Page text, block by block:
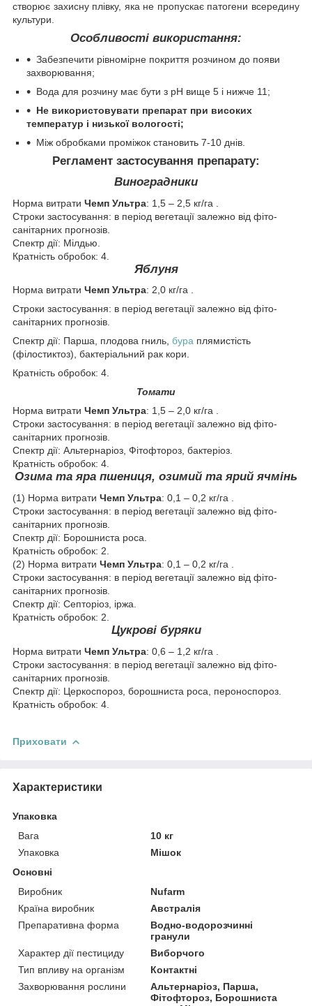
створює захисну плівку, яка не пропускає патогени всередину
культури.
Особливості використання:
Забезпечити рівномірне покриття розчином до появи
захворювання;
Вода для розчину має бути з pH вище 5 і нижче 11;
Не використовувати препарат при високих
температур і низької вологості;
Між обробками проміжок становить 7-10 днів.
Регламент застосування препарату:
Виноградники
Норма витрати Чемп Ультра: 1,5 – 2,5 кг/га .
Строки застосування: в період вегетації залежно від фіто-
санітарних прогнозів.
Спектр дії: Мілдью.
Кратність обробок: 4.
Яблуня
Норма витрати Чемп Ультра: 2,0 кг/га .
Строки застосування: в період вегетації залежно від фіто-
санітарних прогнозів.
Спектр дії: Парша, плодова гниль, бура плямистість
(філостиктоз), бактеріальний рак кори.
Кратність обробок: 4.
Томати
Норма витрати Чемп Ультра: 1,5 – 2,0 кг/га .
Строки застосування: в період вегетації залежно від фіто-
санітарних прогнозів.
Спектр дії: Альтернаріоз, Фітофтороз, бактеріоз.
Кратність обробок: 4.
Озима та яра пшениця, озимий та ярий ячмінь
(1) Норма витрати Чемп Ультра: 0,1 – 0,2 кг/га .
Строки застосування: в період вегетації залежно від фіто-
санітарних прогнозів.
Спектр дії: Борошниста роса.
Кратність обробок: 2.
(2) Норма витрати Чемп Ультра: 0,1 – 0,2 кг/га .
Строки застосування: в період вегетації залежно від фіто-
санітарних прогнозів.
Спектр дії: Септоріоз, іржа.
Кратність обробок: 2.
Цукрові буряки
Норма витрати Чемп Ультра: 0,6 – 1,2 кг/га .
Строки застосування: в період вегетації залежно від фіто-
санітарних прогнозів.
Спектр дії: Церкоспороз, борошниста роса, пероноспороз.
Кратність обробок: 4.
Приховати
Характеристики
Упаковка
Вага
10 кг
Упаковка
Мішок
Основні
Виробник
Nufarm
Країна виробник
Австралія
Препаративна форма
Водно-водорозчинні
гранули
Характер дії пестициду
Виборчого
Тип впливу на організм
Контактні
Захворювання рослини
Альтернаріоз, Парша,
Фітофтороз, Борошниста